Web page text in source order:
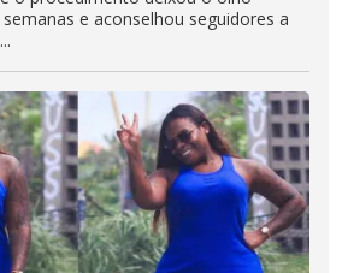
e aconselhou seguidores a